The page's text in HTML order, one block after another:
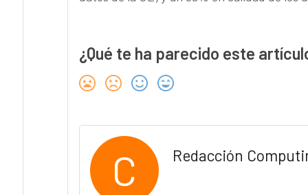
¿Qué te ha parecido este
C Redacción